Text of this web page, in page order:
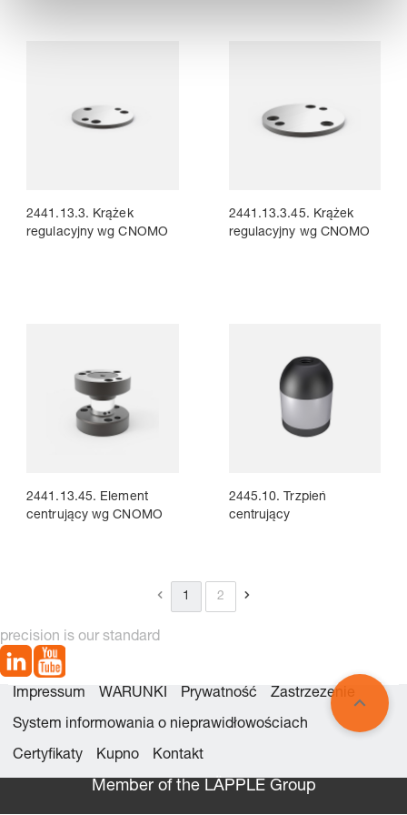
2441.13.3. Krążek
regulacyjny wg CNOMO
2441.13.3.45. Krążek
regulacyjny wg CNOMO
2441.13.45. Element
centrujący wg CNOMO
2445.10. Trzpień
centrujący
1 2
precision is our standard
Impressum WARUNKI Prywatność Zastrzezenie
System informowania o nieprawidłowościach
Certyfikaty Kupno Kontakt
Member of the LÄPPLE Group